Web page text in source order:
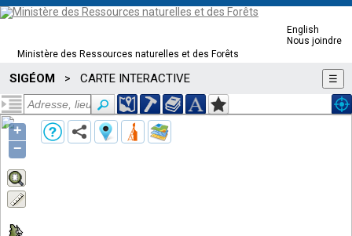
Ministère des Ressources naturelles et des Forêts
English
Nous joindre
SIGÉOM > CARTE INTERACTIVE ☰
+
−